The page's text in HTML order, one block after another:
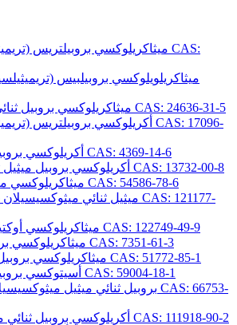
3-ميثاكريلوكسي بروبيل ثنائي ميثيل كلوروسيلان CAS: 24636-31-5
3-أكريلوكسي بروبيل تريميثوكسيسيلان CAS: 4369-14-6
3-أكريلوكسي بروبيل ميثيل ثنائي ميثوكسيسيلان CAS: 13732-00-8
ميثاكريلوكسي ميثيل تريميثوكسيسيلان CAS: 54586-78-6
8-ميثاكريلوكسي أوكتيل تريميثوكسيسيلان CAS: 122749-49-9
3-ميثاكريلوكسي بروبيل تريكلوروسيلان CAS: 7351-61-3
3-ميثاكريلوكسي بروبيل ترياسيتوكسيسيلان CAS: 51772-85-1
3-أسيتوكسي بروبيل تريميثوكسيسيلان CAS: 59004-18-1
3-أكريلوكسي بروبيل ثنائي ميثيل ميثوكسيسيلان CAS: 111918-90-2